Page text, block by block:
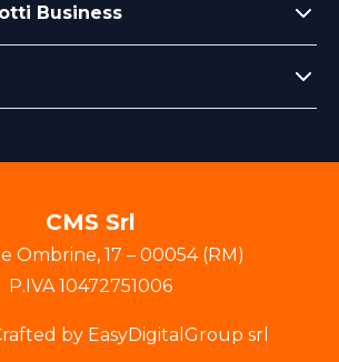
Business
CMS Srl
Ombrine, 17 – 00054(RM)
P.IVA 10472751006
by EasyDigitalGroup srl